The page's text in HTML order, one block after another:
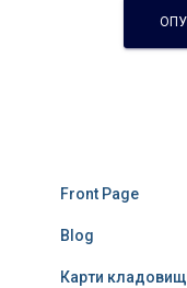
Front Page
Blog
Карти кладовищ